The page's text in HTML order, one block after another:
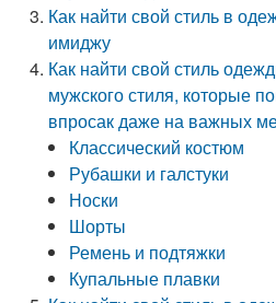
Как найти свой стиль в
имиджу
Как найти свой стиль
мужского стиля, которые
впросак даже на важных
Классический костюм
Рубашки и галстуки
Носки
Шорты
Ремень и подтяжки
Купальные плавки